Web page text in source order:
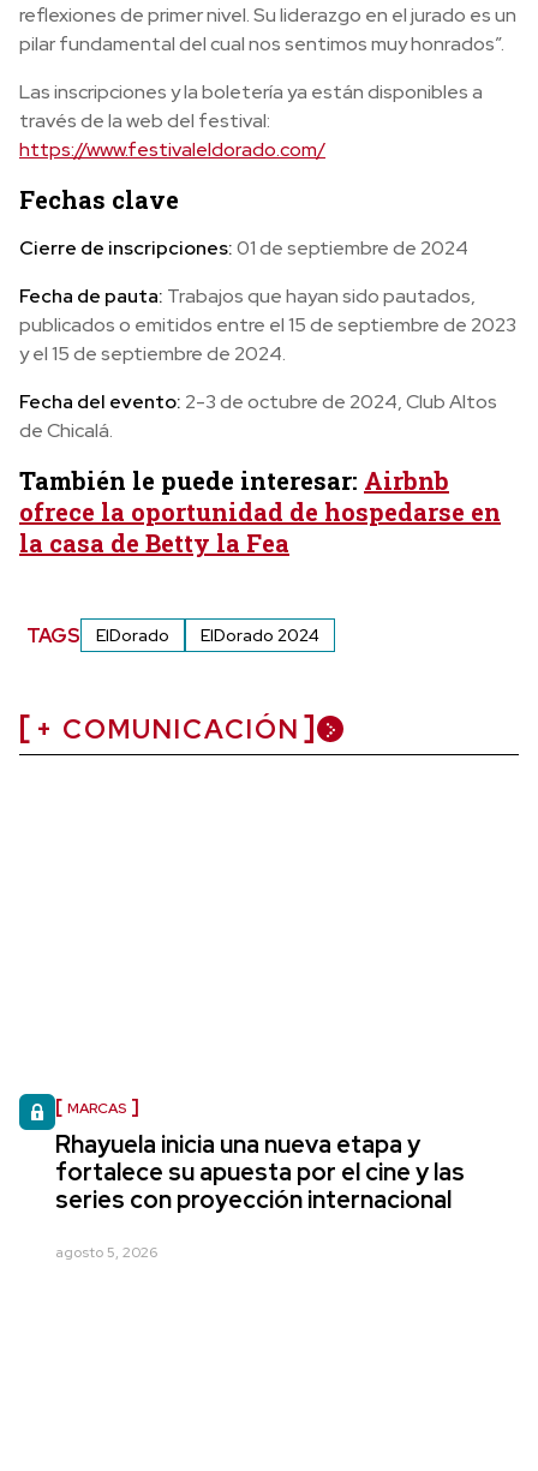
reflexiones de primer nivel. Su liderazgo en el jurado es un
pilar fundamental del cual nos sentimos muy honrados”.
Las inscripciones y la boletería ya están disponibles a
través de la web del festival:
https://www.festivaleldorado.com/
Fechas clave
Cierre de inscripciones:01 de septiembre de 2024
Fecha de pauta: Trabajos que hayan sido pautados,
publicados o emitidos entre el 15 de septiembre de 2023
y el 15 de septiembre de 2024.
Fecha del evento: 2-3 de octubre de 2024, Club Altos
de Chicalá.
También le puede interesar: Airbnb
ofrece la oportunidad de hospedarse en
la casa de Betty la Fea
TAGS ElDorado ElDorado 2024
+ COMUNICACIÓN
MARCAS
Rhayuela inicia una nueva etapa y
fortalece su apuesta por el cine y las
series con proyección internacional
agosto 5, 2026